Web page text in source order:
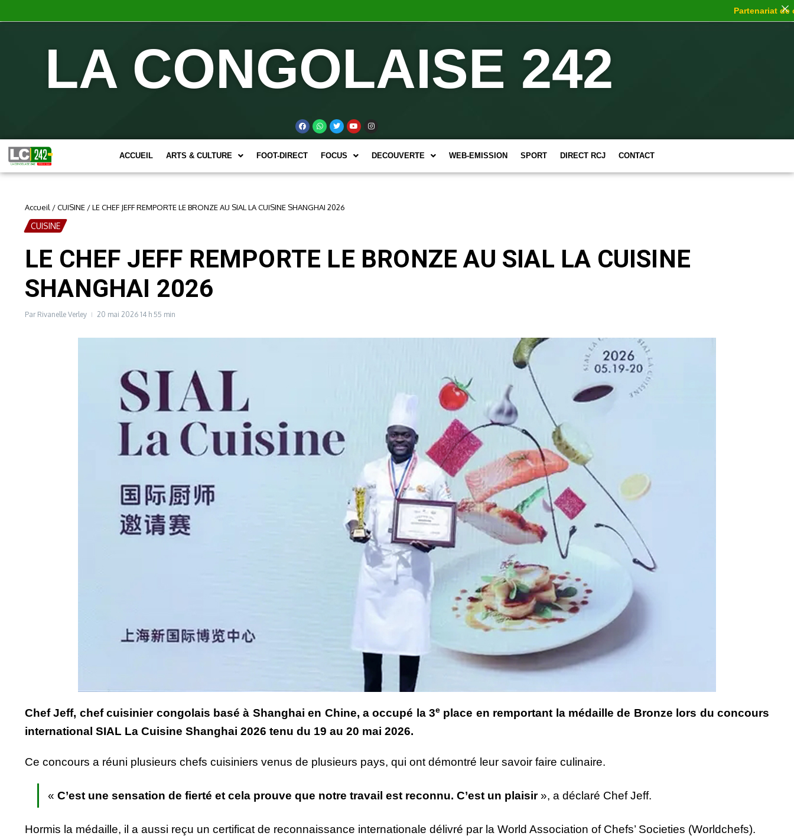
LA CONGOLAISE 242
ACCUEIL ARTS & CULTURE FOOT-DIRECT FOCUS DECOUVERTE WEB-EMISSION SPORT DIRECT RCJ CONTACT
Accueil /CUISINE /LE CHEF JEFF REMPORTE LE BRONZE AU SIAL LA CUISINE SHANGHAI 2026
CUISINE
LE CHEF JEFF REMPORTE LE BRONZE AU SIAL LA CUISINE
SHANGHAI 2026
Par Rivanelle Verley 20 mai 2026 14 h 55 min
Chef Jeff, chef cuisinier congolais basé à Shanghai en Chine, a occupé la 3e place en remportant la médaille de Bronze lors du concours
international SIAL La Cuisine Shanghai 2026 tenu du 19 au 20 mai 2026.
Ce concours a réuni plusieurs chefs cuisiniers venus de plusieurs pays, qui ont démontré leur savoir faire culinaire.
« C’est une sensation de fierté et cela prouve que notre travail est reconnu. C’est un plaisir», a déclaré Chef Jeff.
Hormis la médaille, il a aussi reçu un certificat de reconnaissance internationale délivré par la World Association of Chefs’ Societies (Worldchefs).
Partenariat de choc